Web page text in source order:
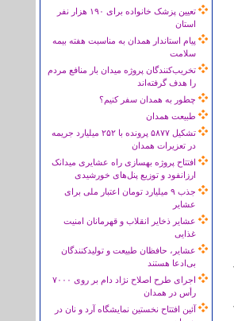
تعیین پزشک خانواده برای ۱۹۰ هزار نفر
استان
پیام استاندار همدان به مناسبت هفته بیمه
سلامت
تخریب‌کنندگان پروژه میدان بار منافع مردم
را هدف گرفته‌اند
چطور به همدان سفر کنیم؟
طبیعت همدان
تشکیل ۵۸۷۷ پرونده با ۲۵۲ میلیارد جریمه
در تعزیرات همدان
افتتاح پروژه بهسازی راه عشایری میدانک
ارزانفود و توزیع پنل‌های خورشیدی
جذب ۹ میلیارد تومان اعتبار ملی برای
عشایر
عشایر ذخایر انقلاب و قهرمانان امنیت
غذایی
عشایر، حافظان طبیعت و تولیدکنندگان
بی‌ادعا هستند
اجرای طرح اصلاح نژاد دام بر روی ۷۰۰۰
رأس در همدان
آئین افتتاح نخستین نمایشگاه آرد و نان در